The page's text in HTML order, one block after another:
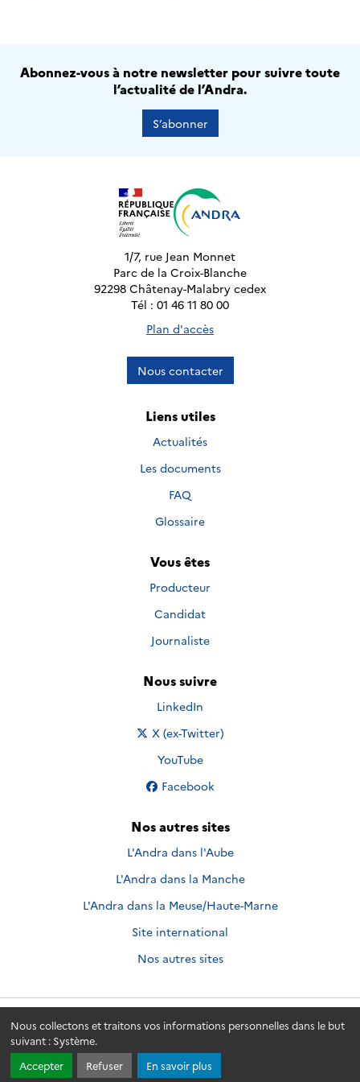
Nous collectons et traitons vos informations personnelles dans le but
suivant : Système.
Accepter
Refuser En savoir plus
Abonnez-vous à notre newsletter pour suivre toute
l’actualité de l’Andra.
S’abonner
1/7, rue Jean Monnet
Parc de la Croix-Blanche
92298 Châtenay-Malabry cedex
Tél : 01 46 11 80 00
Plan d'accès
Nous contacter
Liens utiles
Actualités
Les documents
FAQ
Glossaire
Vous êtes
Producteur
Candidat
Journaliste
Nous suivre
Nous suivre sur
LinkedIn
Nous suivre sur
X (ex-Twitter)
Nous suivre sur
YouTube
Nous suivre sur
Facebook
Nos autres sites
L'Andra dans l'Aube
L'Andra dans la Manche
L'Andra dans la Meuse/Haute-Marne
Site international
Nos autres sites
Andra.fr © 2026 - Andra. Tous droits réservés.